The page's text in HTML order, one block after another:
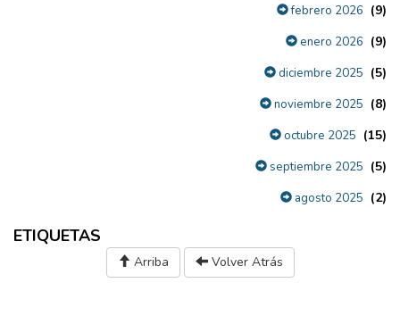
febrero 2026 (9)
enero 2026 (9)
diciembre 2025 (5)
noviembre 2025 (8)
octubre 2025 (15)
septiembre 2025 (5)
agosto 2025 (2)
ETIQUETAS
Arriba Volver Atrás